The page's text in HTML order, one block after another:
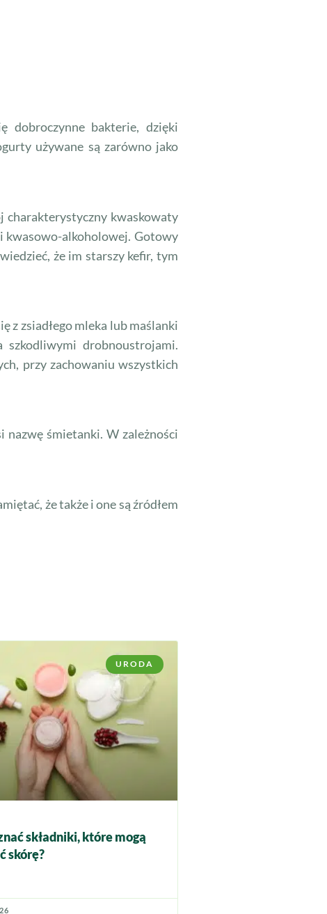
dobroczynne bakterie, dzięki
używane są zarówno jako
charakterystyczny kwaskowaty
kwasowo-alkoholowej. Gotowy
że im starszy kefir, tym
z zsiadłego mleka lub maślanki
szkodliwymi drobnoustrojami.
przy zachowaniu wszystkich
nazwę śmietanki. W zależności
że także i one są źródłem
URODA
składniki, które mogą
skórę?